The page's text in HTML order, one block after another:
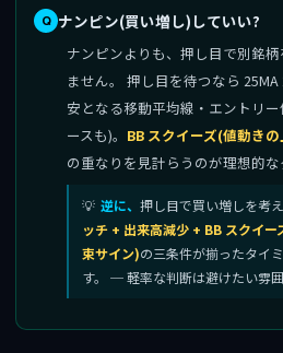
ナンピン(買い増し)していい?
ナンピンよりも、押し目で別銘
ません。 押し目を待つなら
安となる移動平均線・エントリ
ースも)。 BB スクイーズ(値動き
の重なりを見計らうのが理想的な
逆に、 押し目で買い増しを考え
ッチ + 出来高減少 + BB スクイ
束サイン)の三条件が揃ったタイ
す。 ─ 軽率な判断は避けたい雰囲